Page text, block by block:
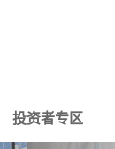
投资者专区